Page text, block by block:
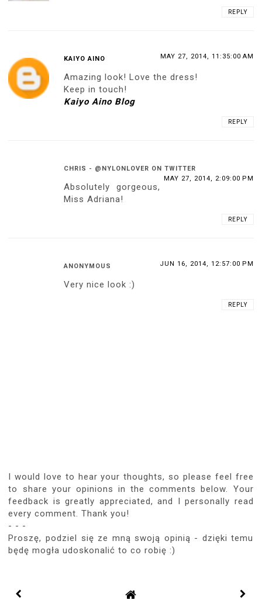
REPLY
KAIYO AINO MAY 27, 2014, 11:35:00 AM
Amazing look! Love the dress!
Keep in touch!
Kaiyo Aino Blog
REPLY
CHRIS - @NYLONLOVER ON TWITTER
MAY 27, 2014, 2:09:00 PM
Absolutely gorgeous,
Miss Adriana!
REPLY
ANONYMOUS JUN 16, 2014, 12:57:00 PM
Very nice look :)
REPLY
I would love to hear your thoughts, so please feel free
to share your opinions in the comments below. Your
feedback is greatly appreciated, and I personally read
every comment. Thank you!
- - -
Proszę, podziel się ze mną swoją opinią - dzięki temu
będę mogła udoskonalić to co robię :)